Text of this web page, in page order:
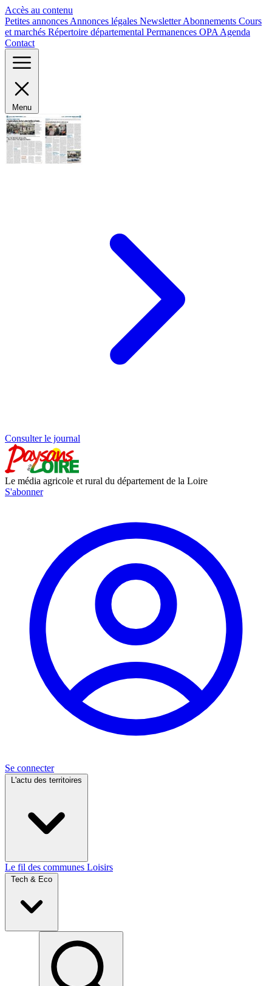
Accès au contenu
Petites annonces Annonces légales NewsletterAbonnements Cours
et marchés Répertoire départemental Permanences OPA Agenda
Contact
Menu
Consulter le journal
Le média agricole et rural du département de la Loire
S'abonner
Se connecter
L'actu des territoires
Le fil des communes Loisirs
Tech & Eco
Panneau de gestion des cookies